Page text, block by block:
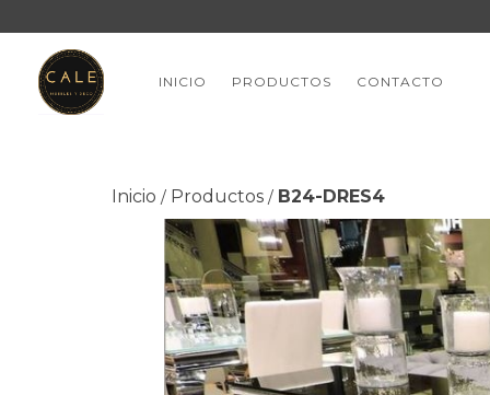
INICIO PRODUCTOS CONTACTO
Inicio / Productos / B24-DRES4